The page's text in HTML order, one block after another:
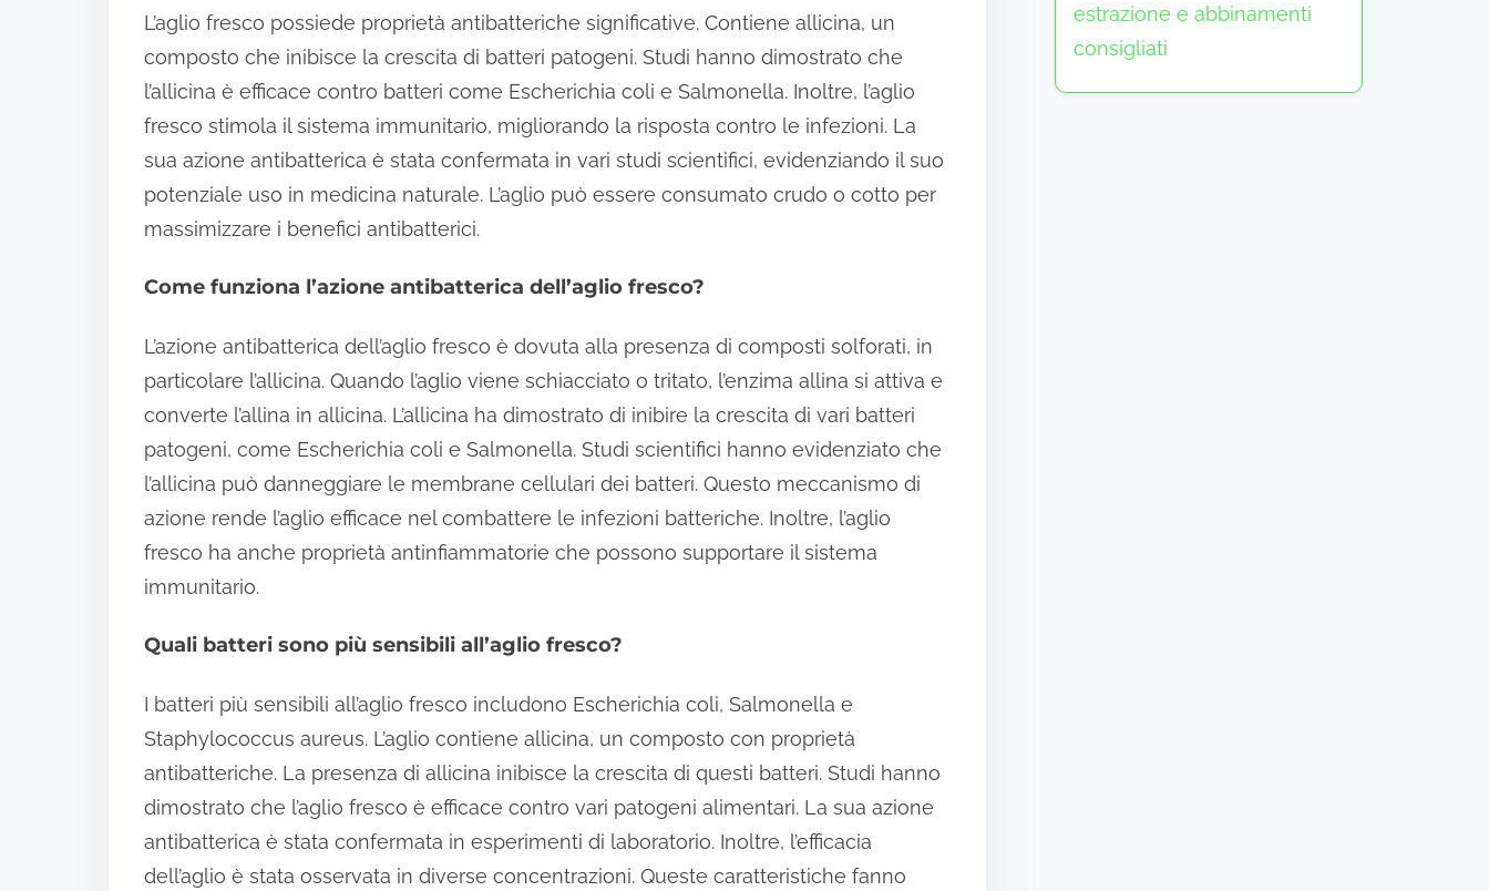
L’aglio fresco possiede proprietà antibatteriche significative. Contiene allicina, un
composto che inibisce la crescita di batteri patogeni. Studi hanno dimostrato che
l’allicina è efficace contro batteri come Escherichia coli e Salmonella. Inoltre, l’aglio
fresco stimola il sistema immunitario, migliorando la risposta contro le infezioni. La
sua azione antibatterica è stata confermata in vari studi scientifici, evidenziando il suo
potenziale uso in medicina naturale. L’aglio può essere consumato crudo o cotto per
massimizzare i benefici antibatterici.
Come funziona l’azione antibatterica dell’aglio fresco?
L’azione antibatterica dell’aglio fresco è dovuta alla presenza di composti solforati, in
particolare l’allicina. Quando l’aglio viene schiacciato o tritato, l’enzima allina si attiva e
converte l’allina in allicina. L’allicina ha dimostrato di inibire la crescita di vari batteri
patogeni, come Escherichia coli e Salmonella. Studi scientifici hanno evidenziato che
l’allicina può danneggiare le membrane cellulari dei batteri. Questo meccanismo di
azione rende l’aglio efficace nel combattere le infezioni batteriche. Inoltre, l’aglio
fresco ha anche proprietà antinfiammatorie che possono supportare il sistema
immunitario.
Quali batteri sono più sensibili all’aglio fresco?
I batteri più sensibili all’aglio fresco includono Escherichia coli, Salmonella e
Staphylococcus aureus. L’aglio contiene allicina, un composto con proprietà
antibatteriche. La presenza di allicina inibisce la crescita di questi batteri. Studi hanno
dimostrato che l’aglio fresco è efficace contro vari patogeni alimentari. La sua azione
antibatterica è stata confermata in esperimenti di laboratorio. Inoltre, l’efficacia
dell’aglio è stata osservata in diverse concentrazioni. Queste caratteristiche fanno
estrazione e abbinamenti
consigliati